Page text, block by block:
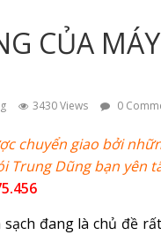
CỦA
3430 Views 0
chuyển giao bởi
Trung Dũng bạn yên
đang là chủ đề